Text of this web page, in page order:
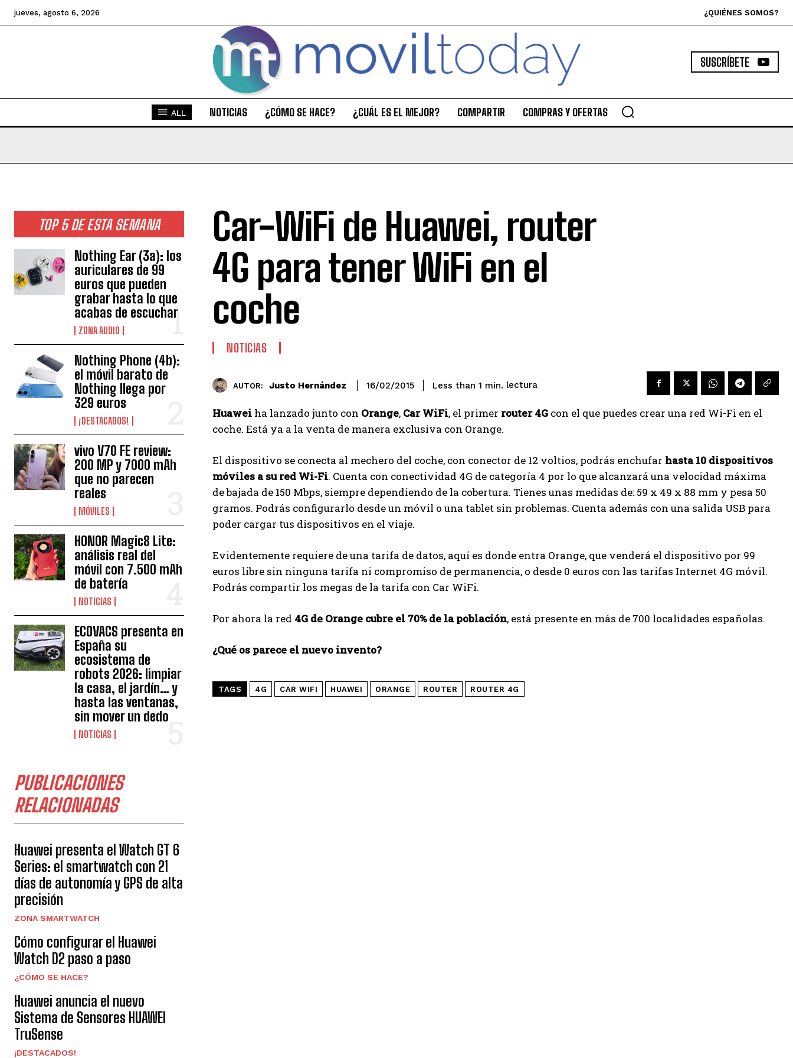
jueves, agosto 6, 2026 ¿QUIÉNES SOMOS?
SUSCRÍBETE
ALL NOTICIAS ¿CÓMO SE HACE? ¿CUÁL ES EL MEJOR? COMPARTIR COMPRAS Y OFERTAS
TOP 5 DE ESTA SEMANA
Nothing Ear (3a): los
auriculares de 99
euros que pueden
grabar hasta lo que
acabas de escuchar
ZONA AUDIO
Nothing Phone (4b):
el móvil barato de
Nothing llega por
329 euros
¡DESTACADOS!
vivo V70 FE review:
200 MP y 7000 mAh
que no parecen
reales
MÓVILES
HONOR Magic8 Lite:
análisis real del
móvil con 7.500 mAh
de batería
NOTICIAS
ECOVACS presenta en
España su
ecosistema de
robots 2026: limpiar
la casa, el jardín… y
hasta las ventanas,
sin mover un dedo
NOTICIAS
PUBLICACIONES
RELACIONADAS
Huawei presenta el Watch GT 6
Series: el smartwatch con 21
días de autonomía y GPS de alta
precisión
ZONA SMARTWATCH
Cómo configurar el Huawei
Watch D2 paso a paso
¿CÓMO SE HACE?
Huawei anuncia el nuevo
Sistema de Sensores HUAWEI
TruSense
¡DESTACADOS!
Car-WiFi de Huawei, router
4G para tener WiFi en el
coche
NOTICIAS
AUTOR: Justo Hernández 16/02/2015 Less than 1 min. lectura
Huawei ha lanzado junto con Orange, Car WiFi, el primer router 4G con el que puedes crear una red Wi-Fi en el
coche. Está ya a la venta de manera exclusiva con Orange.
El dispositivo se conecta al mechero del coche, con conector de 12 voltios, podrás enchufar hasta 10 dispositivos
móviles a su red Wi-Fi. Cuenta con conectividad 4G de categoría 4 por lo que alcanzará una velocidad máxima
de bajada de 150 Mbps, siempre dependiendo de la cobertura. Tienes unas medidas de: 59 x 49 x 88 mm y pesa 50
gramos. Podrás configurarlo desde un móvil o una tablet sin problemas. Cuenta además con una salida USB para
poder cargar tus dispositivos en el viaje.
Evidentemente requiere de una tarifa de datos, aquí es donde entra Orange, que venderá el dispositivo por 99
euros libre sin ninguna tarifa ni compromiso de permanencia, o desde 0 euros con las tarifas Internet 4G móvil.
Podrás compartir los megas de la tarifa con Car WiFi.
Por ahora la red 4G de Orange cubre el 70% de la población, está presente en más de 700 localidades españolas.
¿Qué os parece el nuevo invento?
TAGS 4G CAR WIFI HUAWEI ORANGE ROUTER ROUTER 4G